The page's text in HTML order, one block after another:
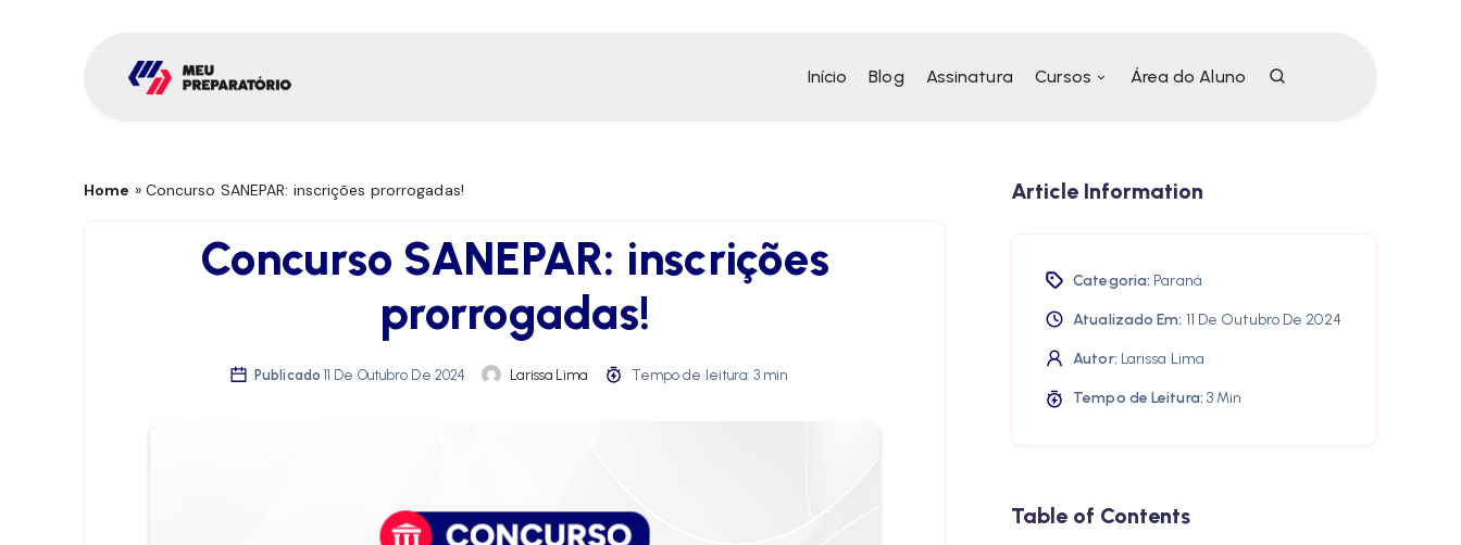
Início Blog Assinatura Cursos Área do Aluno
Home » Concurso SANEPAR: inscrições prorrogadas!
Concurso SANEPAR: inscrições
prorrogadas!
Publicado 11 De Outubro De 2024 Larissa Lima Tempo de leitura: 3 min
Article Information
Categoria: Paraná
Atualizado Em: 11 De Outubro De 2024
Autor: Larissa Lima
Tempo de Leitura: 3 Min
Table of Contents